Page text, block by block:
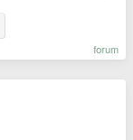
forum